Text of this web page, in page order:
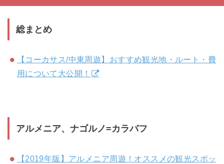
総まとめ
【コーカサス/中東周遊】おすすめ観光地・ルート・費
用について大公開！
アルメニア、ナゴルノ=カラバフ
【2019年版】アルメニア周遊！オススメの観光スポッ